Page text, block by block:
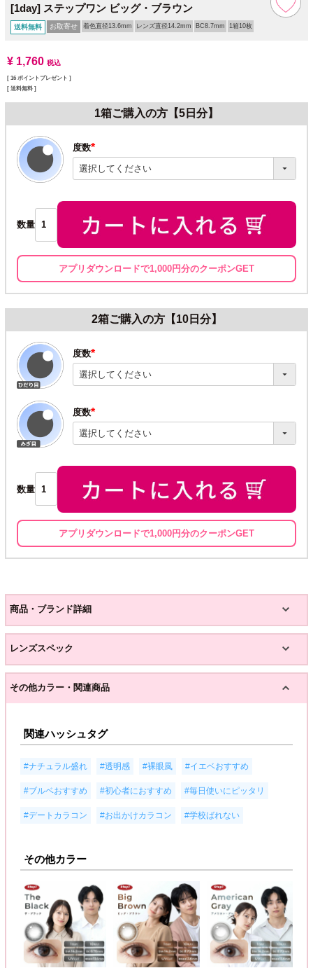
[1day] ステップワン ビッグ・ブラウン
送料無料 お取寄せ 着色直径13.6mm レンズ直径14.2mm BC8.7mm 1箱10枚
¥ 1,760 税込
[ 16 ポイントプレゼント ]
送料無料
1箱ご購入の方【5日分】
度数
(必
須)
数量
アプリダウンロードで1,000円分のクーポンGET
2箱ご購入の方【10日分】
度数
(必
須)
度数
(必
須)
数量
アプリダウンロードで1,000円分のクーポンGET
商品・ブランド詳細
レンズスペック
その他カラー・関連商品
関連ハッシュタグ
#ナチュラル盛れ #透明感 #裸眼風 #イエベおすすめ
#ブルベおすすめ #初心者におすすめ #毎日使いにピッタリ
#デートカラコン #お出かけカラコン #学校ばれない
その他カラー